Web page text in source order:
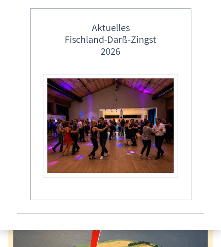
Tel.: 038 234 - 300 39
Buchungskalender
Buchungsformular - Ferienwohnung unverbindlich
Ferienwohnung Wieck a. Darß
Aktuelles
Fischland-Darß-Zingst
2026